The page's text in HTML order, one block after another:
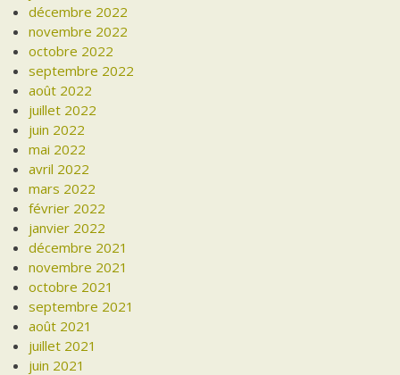
décembre 2022
novembre 2022
octobre 2022
septembre 2022
août 2022
juillet 2022
juin 2022
mai 2022
avril 2022
mars 2022
février 2022
janvier 2022
décembre 2021
novembre 2021
octobre 2021
septembre 2021
août 2021
juillet 2021
juin 2021